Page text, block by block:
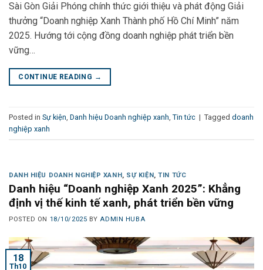
Sài Gòn Giải Phóng chính thức giới thiệu và phát động Giải
thưởng “Doanh nghiệp Xanh Thành phố Hồ Chí Minh” năm
2025. Hướng tới cộng đồng doanh nghiệp phát triển bền
vững…
CONTINUE READING →
Posted in Sự kiện Danh hiệu Doanh nghiệp xanh Tin tức | Tagged doanh
nghiệp xanh
DANH HIỆU DOANH NGHIỆP XANH , SỰ KIỆN ,TIN TỨC
Danh hiệu “Doanh nghiệp Xanh 2025”: Khẳng
định vị thế kinh tế xanh, phát triển bền vững
POSTED ON 18/10/2025 BYADMIN HUBA
18
Th10